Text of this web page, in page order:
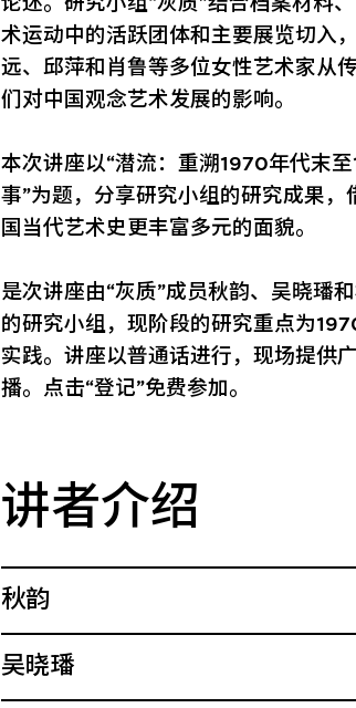
术运动中的活跃团体和主要展览切入
远、邱萍和肖鲁等多位女性艺术家从
们对中国观念艺术发展的影响。
本次讲座以“潜流：重溯1970年代末
事”为题，分享研究小组的研究成果
国当代艺术史更丰富多元的面貌。
是次讲座由“灰质”成员秋韵、吴晓璠
的研究小组，现阶段的研究重点为
实践。讲座以普通话进行，现场提供
播。点击“登记”免费参加。
讲者介绍
秋韵
吴晓璠